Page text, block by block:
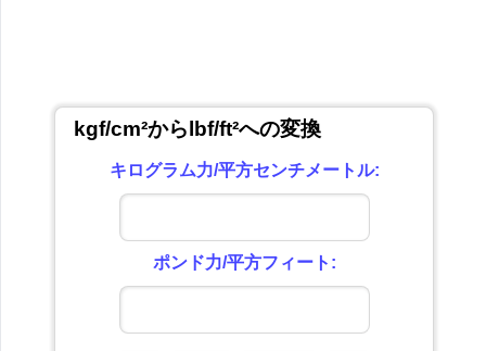
kgf/cm²からlbf/ft²への変換
キログラム力/平方センチメートル:
ポンド力/平方フィート: